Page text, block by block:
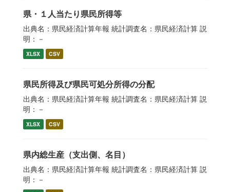
県・１人当たり県民所得等
出典名：県民経済計算年報 統計調査名：県民経済計算 説
明：－
XLSX CSV
県民所得及び県民可処分所得の分配
出典名：県民経済計算年報 統計調査名：県民経済計算 説
明：－
XLSX CSV
県内総生産（支出側、名目）
出典名：県民経済計算年報 統計調査名：県民経済計算 説
明：－